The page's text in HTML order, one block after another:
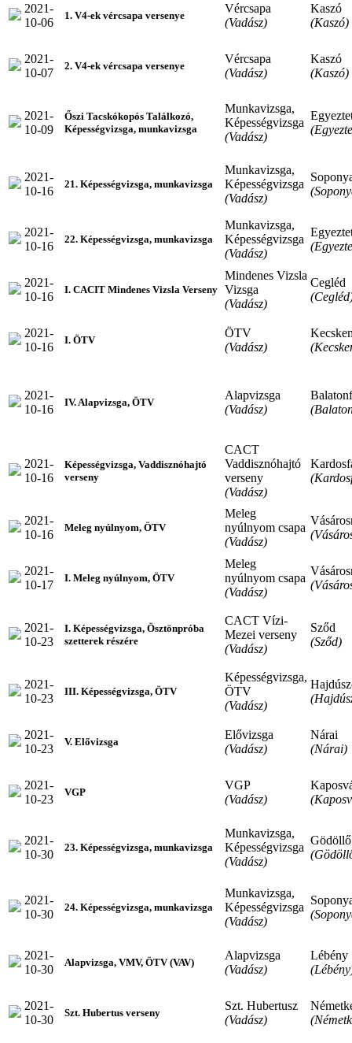
2021-
10-06
1. V4-ek vércsapa versenye
Vércsapa
(Vadász)
Kaszó
(Kaszó)
2021-
10-07
2. V4-ek vércsapa versenye
Vércsapa
(Vadász)
Kaszó
(Kaszó)
2021-
10-09
Őszi Tacskókopós Találkozó,
Képességvizsga, munkavizsga
Munkavizsga,
Képességvizsga
(Vadász)
2021-
10-16
21. Képességvizsga, munkavizsga
Munkavizsga,
Képességvizsga
(Vadász)
2021-
10-16
22. Képességvizsga, munkavizsga
Munkavizsga,
Képességvizsga
(Vadász)
2021-
10-16
I. CACIT Mindenes Vizsla Verseny
Mindenes Vizsla
Vizsga
(Vadász)
Cegléd
2021-
10-16
I. ÖTV
ÖTV
(Vadász)
2021-
10-16
IV. Alapvizsga, ÖTV
Alapvizsga
(Vadász)
2021-
10-16
Képességvizsga, Vaddisznóhajtó
verseny
CACT
Vaddisznóhajtó
verseny
(Vadász)
2021-
10-16
Meleg nyúlnyom, ÖTV
Meleg
nyúlnyom csapa
(Vadász)
2021-
10-17
I. Meleg nyúlnyom, ÖTV
Meleg
nyúlnyom csapa
(Vadász)
2021-
10-23
I. Képességvizsga, Ösztönpróba
szetterek részére
CACT Vízi-
Mezei verseny
(Vadász)
Sződ
(Sződ)
2021-
10-23
III. Képességvizsga, ÖTV
Képességvizsga,
ÖTV
(Vadász)
2021-
10-23
V. Elővizsga
Elővizsga
(Vadász)
Nárai
(Nárai)
2021-
10-23
VGP
VGP
(Vadász)
2021-
10-30
23. Képességvizsga, munkavizsga
Munkavizsga,
Képességvizsga
(Vadász)
Gödöllő
2021-
10-30
24. Képességvizsga, munkavizsga
Munkavizsga,
Képességvizsga
(Vadász)
2021-
10-30
Alapvizsga, VMV, ÖTV (VAV)
Alapvizsga
(Vadász)
Lébény
2021-
10-30
Szt. Hubertus verseny
Szt. Hubertusz
(Vadász)